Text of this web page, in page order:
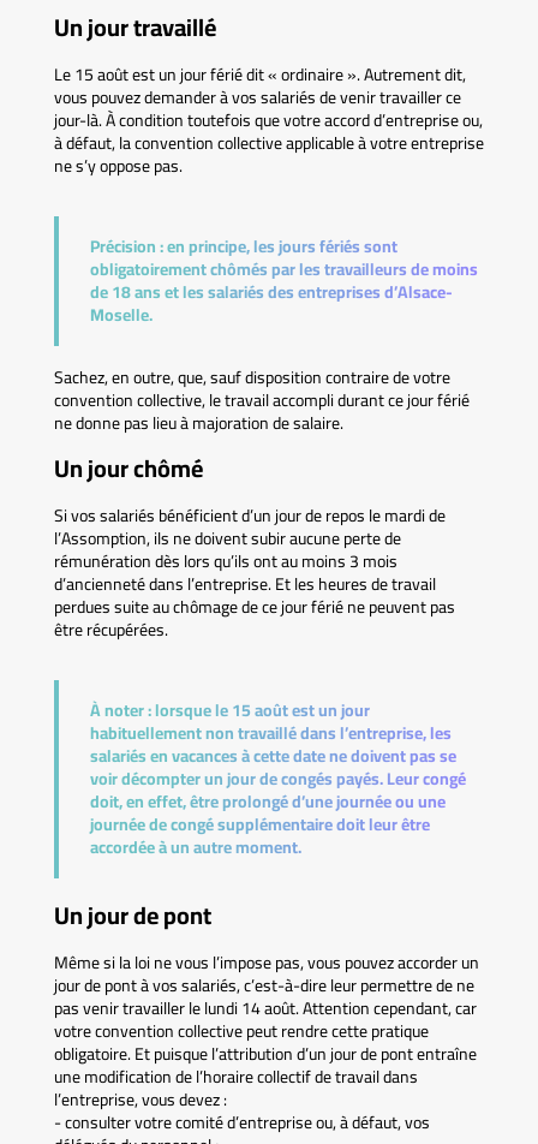
Un jour travaillé
Le 15 août est un jour férié dit « ordinaire ». Autrement dit,
vous pouvez demander à vos salariés de venir travailler ce
jour-là. À condition toutefois que votre accord d’entreprise ou,
à défaut, la convention collective applicable à votre entreprise
ne s’y oppose pas.
Précision :en principe, les jours fériés sont
obligatoirement chômés par les travailleurs de moins
de 18 ans et les salariés des entreprises d’Alsace-
Moselle.
Sachez, en outre, que, sauf disposition contraire de votre
convention collective, le travail accompli durant ce jour férié
ne donne pas lieu à majoration de salaire.
Un jour chômé
Si vos salariés bénéficient d’un jour de repos le mardi de
l’Assomption, ils ne doivent subir aucune perte de
rémunération dès lors qu’ils ont au moins 3 mois
d’ancienneté dans l’entreprise. Et les heures de travail
perdues suite au chômage de ce jour férié ne peuvent pas
être récupérées.
À noter :lorsque le 15 août est un jour
habituellement non travaillé dans l’entreprise, les
salariés en vacances à cette date ne doivent pas se
voir décompter un jour de congés payés. Leur congé
doit, en effet, être prolongé d’une journée ou une
journée de congé supplémentaire doit leur être
accordée à un autre moment.
Un jour de pont
Même si la loi ne vous l’impose pas, vous pouvez accorder un
jour de pont à vos salariés, c’est-à-dire leur permettre de ne
pas venir travailler le lundi 14 août. Attention cependant, car
votre convention collective peut rendre cette pratique
obligatoire. Et puisque l’attribution d’un jour de pont entraîne
une modification de l’horaire collectif de travail dans
l’entreprise, vous devez :
- consulter votre comité d’entreprise ou, à défaut, vos